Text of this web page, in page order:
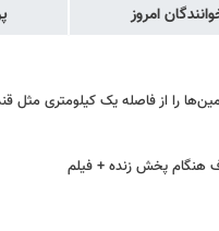
امروز
را از فاصله یک کیلومتری مثل
هنگام پخش زنده + فیلم